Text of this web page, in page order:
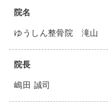
院名
ゆうしん整骨院 滝山
院長
嶋田 誠司